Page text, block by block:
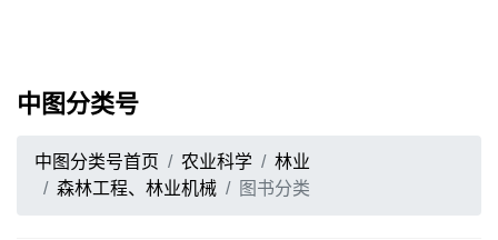
中图分类号
中图分类号首页 农业科学
林业
森林工程、林业机械
图书分类